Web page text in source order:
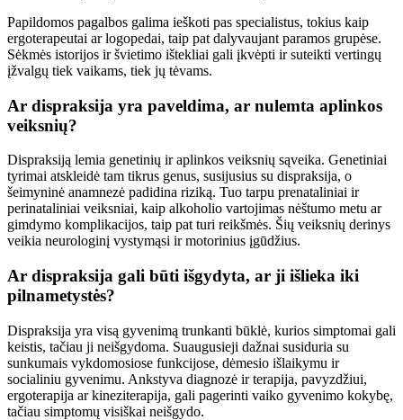
Papildomos pagalbos galima ieškoti pas specialistus, tokius kaip
ergoterapeutai ar logopedai, taip pat dalyvaujant paramos grupėse.
Sėkmės istorijos ir švietimo ištekliai gali įkvėpti ir suteikti vertingų
įžvalgų tiek vaikams, tiek jų tėvams.
Ar dispraksija yra paveldima, ar nulemta aplinkos
veiksnių?
Dispraksiją lemia genetinių ir aplinkos veiksnių sąveika. Genetiniai
tyrimai atskleidė tam tikrus genus, susijusius su dispraksija, o
šeimyninė anamnezė padidina riziką. Tuo tarpu prenataliniai ir
perinataliniai veiksniai, kaip alkoholio vartojimas nėštumo metu ar
gimdymo komplikacijos, taip pat turi reikšmės. Šių veiksnių derinys
veikia neurologinį vystymąsi ir motorinius įgūdžius.
Ar dispraksija gali būti išgydyta, ar ji išlieka iki
pilnametystės?
Dispraksija yra visą gyvenimą trunkanti būklė, kurios simptomai gali
keistis, tačiau ji neišgydoma. Suaugusieji dažnai susiduria su
sunkumais vykdomosiose funkcijose, dėmesio išlaikymu ir
socialiniu gyvenimu. Ankstyva diagnozė ir terapija, pavyzdžiui,
ergoterapija ar kineziterapija, gali pagerinti vaiko gyvenimo kokybę,
tačiau simptomų visiškai neišgydo.